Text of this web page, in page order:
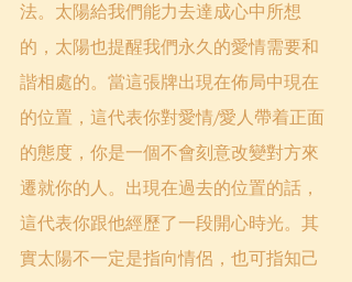
法。太陽給我們能力去達成心中所想
的，太陽也提醒我們永久的愛情需要和
諧相處的。當這張牌出現在佈局中現在
的位置，這代表你對愛情/愛人帶着正面
的態度，你是一個不會刻意改變對方來
遷就你的人。出現在過去的位置的話，
這代表你跟他經歷了一段開心時光。其
實太陽不一定是指向情侶，也可指知己